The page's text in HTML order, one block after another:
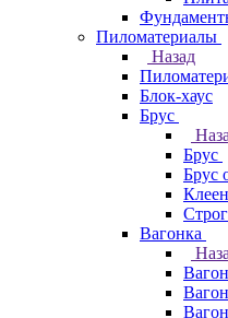
Пиломатериалы
Назад
Блок-хаус
Брус
Брус
Брус
Вагонка